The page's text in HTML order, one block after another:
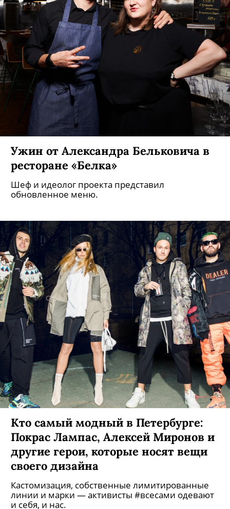
Ужин от Александра Бельковича в
ресторане «Белка»
Шеф и идеолог проекта представил
обновленное меню.
Кто самый модный в Петербурге:
Покрас Лампас, Алексей Миронов и
другие герои, которые носят вещи
своего дизайна
Кастомизация, собственные лимитированные
линии и марки — активисты #всесами одевают
и себя, и нас.